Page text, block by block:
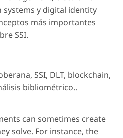
y digital identity
más importantes
SSI.
, SSI, DLT, blockchain,
bibliométrico..
can sometimes create
solve. For instance, the